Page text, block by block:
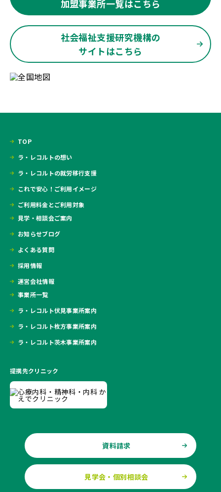
加盟事業所一覧はこちら
社会福祉支援研究機構の
サイトはこちら
TOP
ラ・レコルトの想い
ラ・レコルトの就労移行支援
これで安心！ご利用イメージ
ご利用料金とご利用対象
見学・相談会ご案内
お知らせブログ
よくある質問
採用情報
運営会社情報
事業所一覧
ラ・レコルト伏見事業所案内
ラ・レコルト枚方事業所案内
ラ・レコルト茨木事業所案内
提携先クリニック
資料請求
見学会・個別相談会